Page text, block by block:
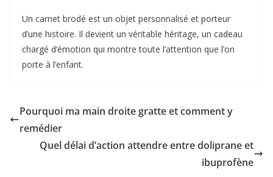
Un carnet brodé est un objet personnalisé et porteur
d’une histoire. Il devient un véritable héritage, un cadeau
chargé d’émotion qui montre toute l’attention que l’on
porte à l’enfant.
Pourquoi ma main droite gratte et comment y
remédier
Quel délai d’action attendre entre doliprane et
ibuprofène